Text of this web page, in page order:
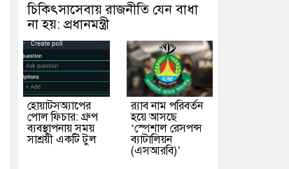
চিকিৎসাসেবায় রাজনীতি যেন বাধা
না হয়: প্রধানমন্ত্রী
হোয়াটসঅ্যাপের
পোল ফিচার: গ্রুপ
ব্যবস্থাপনায় সময়
সাশ্রয়ী একটি টুল
র‌্যাব নাম পরিবর্তন
হয়ে আসছে
‘স্পেশাল রেসপন্স
ব্যাটালিয়ন
(এসআরবি)’